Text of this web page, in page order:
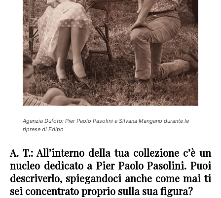
Agenzia Dufoto: Pier Paolo Pasolini e Silvana Mangano durante le
riprese di Edipo
A. T.: All’interno della tua collezione c’è un
nucleo dedicato a Pier Paolo Pasolini. Puoi
descriverlo, spiegandoci anche come mai ti
sei concentrato proprio sulla sua figura?